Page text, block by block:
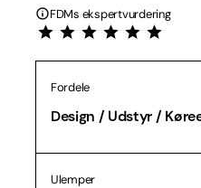
FDMs ekspertvurdering
Fordele
Design / Udstyr /
Ulemper